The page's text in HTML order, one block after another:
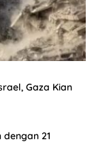
Gaza Kian
21